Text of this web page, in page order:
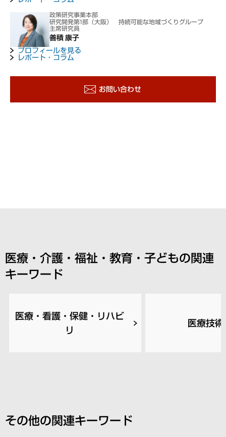
政策研究事業本部
研究開発第1部（大阪） 持続可能な地域づくりグループ
主席研究員
善積 康子
プロフィールを見る
レポート・コラム
お問い合わせ
医療・介護・福祉・教育・子どもの関連
キーワード
医療・看護・保健・リハビ
リ
医療技術
その他の関連キーワード